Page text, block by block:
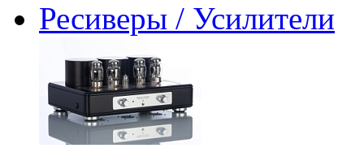
Ресиверы / Усилители